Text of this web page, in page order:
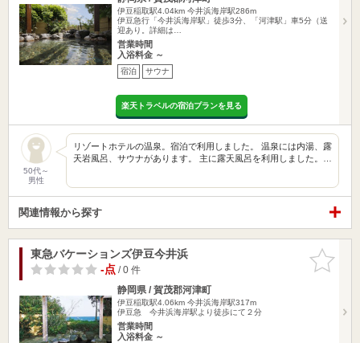
伊豆稲取駅4.04km 今井浜海岸駅286m
伊豆急行「今井浜海岸駅」徒歩3分、「河津駅」車5分（送
迎あり。詳細は…
営業時間
入浴料金 ～
宿泊 サウナ
楽天トラベルの宿泊プランを見る
50代～
男性
リゾートホテルの温泉。宿泊で利用しました。 温泉には内湯、露
天岩風呂、サウナがあります。 主に露天風呂を利用しました。…
関連情報から探す
お気に入
りに追加
東急バケーションズ伊豆今井浜
-点/ 0 件
静岡県 / 賀茂郡河津町
伊豆稲取駅4.06km 今井浜海岸駅317m
伊豆急 今井浜海岸駅より徒歩にて２分
営業時間
入浴料金 ～